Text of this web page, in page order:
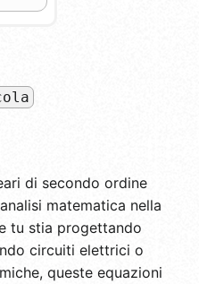
di secondo ordine
matematica nella
tu stia progettando
circuiti elettrici o
queste equazioni